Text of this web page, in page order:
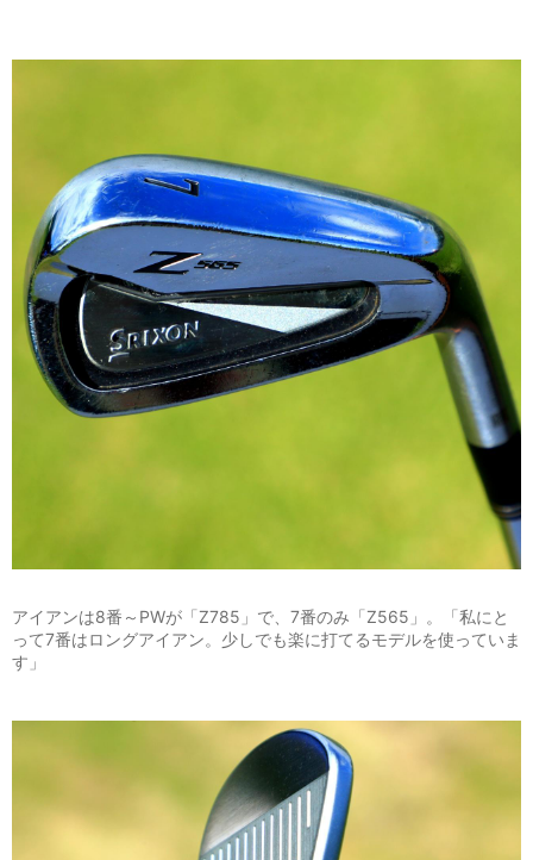
アイアンは8番～PWが「Z785」で、7番のみ「Z565」。「私にと
って7番はロングアイアン。少しでも楽に打てるモデルを使っていま
す」